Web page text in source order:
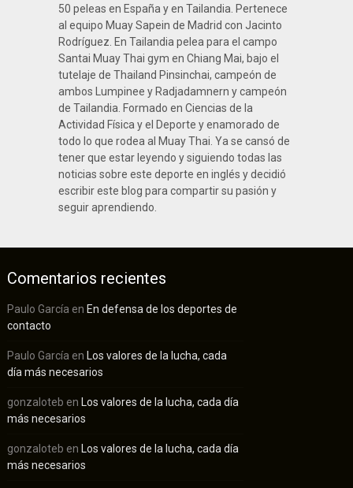
50 peleas en España y en Tailandia. Pertenece
al equipo Muay Sapein de Madrid con Jacinto
Rodríguez. En Tailandia pelea para el campo
Santai Muay Thai gym en Chiang Mai, bajo el
tutelaje de Thailand Pinsinchai, campeón de
ambos Lumpinee y Radjadamnern y campeón
de Tailandia. Formado en Ciencias de la
Actividad Física y el Deporte y enamorado de
todo lo que rodea al Muay Thai. Ya se cansó de
tener que estar leyendo y siguiendo todas las
noticias sobre este deporte en inglés y decidió
escribir este blog para compartir su pasión y
seguir aprendiendo.
Comentarios recientes
Paulo García en En defensa de los deportes de
contacto
Paulo García en Los valores de la lucha, cada
día más necesarios
gonzaloteb en Los valores de la lucha, cada día
más necesarios
gonzaloteb en Los valores de la lucha, cada día
más necesarios